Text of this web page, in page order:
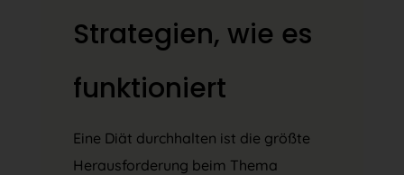
Strategien, wie es
funktioniert
Eine Diät durchhalten ist die größte
Herausforderung beim Thema